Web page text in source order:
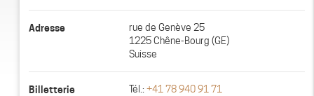
Adresse
rue de Genève 25
1225 Chêne-Bourg (GE)
Suisse
Billetterie Tél.:+41 78 940 91 71